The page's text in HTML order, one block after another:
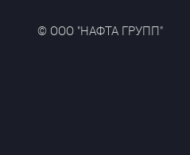
© ООО "НАФТА ГРУПП"